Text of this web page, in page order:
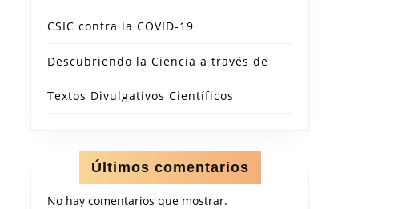
CSIC contra la COVID-19
Descubriendo la Ciencia a través de
Textos Divulgativos Científicos
Últimos comentarios
No hay comentarios que mostrar.